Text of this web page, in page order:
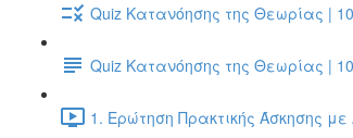
Quiz Κατανόησης της Θεωρίας |
Quiz Κατανόησης της Θεωρίας |
1. Ερώτηση Πρακτικής Άσκησης